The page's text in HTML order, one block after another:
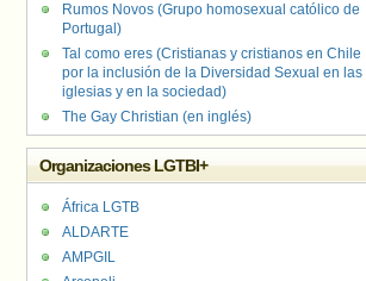
Rumos Novos (Grupo homosexual católico de
Portugal)
Tal como eres (Cristianas y cristianos en Chile
por la inclusión de la Diversidad Sexual en las
iglesias y en la sociedad)
The Gay Christian (en inglés)
Organizaciones LGTBI+
África LGTB
ALDARTE
AMPGIL